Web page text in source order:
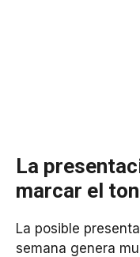
La
marcar el
La posible
semana genera